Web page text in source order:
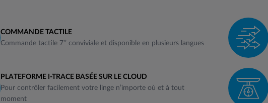
COMMANDE TACTILE
Commande tactile 7’’ conviviale et disponible en plusieurs langues
PLATEFORME I-TRACE BASÉE SUR LE CLOUD
Pour contrôler facilement votre linge n’importe où et à tout
moment